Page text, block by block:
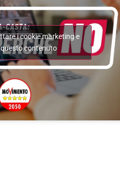
i cookie marketing e
contenuto